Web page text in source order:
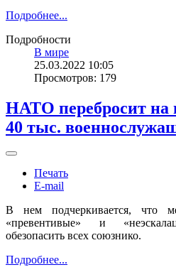
Подробнее...
Подробности
В мире
25.03.2022 10:05
Просмотров: 179
НАТО перебросит на
40 тыс.
Печать
E-mail
В нем подчеркивается, что
«превентивые» и
обезопасить всех союзнико.
Подробнее...